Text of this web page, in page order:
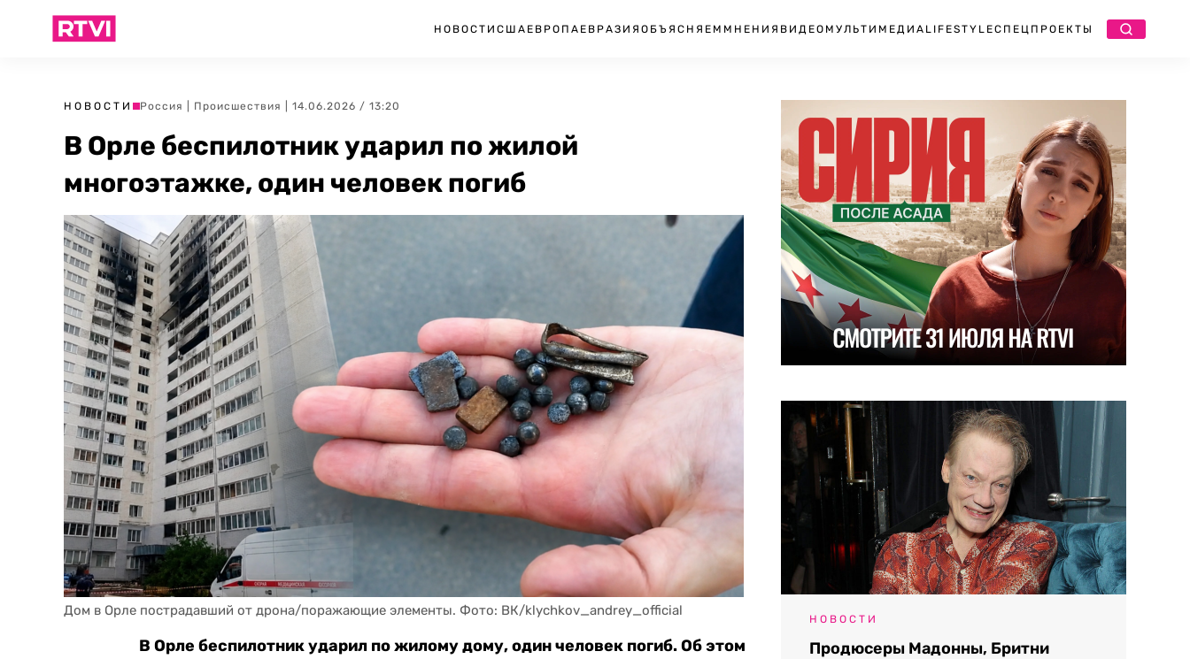
НОВОСТИ США ЕВРОПА ЕВРАЗИЯ ОБЪЯСНЯЕМ МНЕНИЯ ВИДЕО МУЛЬТИМЕДИА LIFESTYLEСПЕЦПРОЕКТЫ
НОВОСТИ Россия Происшествия | 14.06.2026 / 13:20
В Орле беспилотник ударил по жилой
многоэтажке, один человек погиб
Дом в Орле пострадавший от дрона/поражающие элементы. Фото: ВК/klychkov_andrey_official
В Орле беспилотник ударил по жилому дому, один человек погиб. Об этом
НОВОСТИ
Продюсеры Мадонны, Бритни